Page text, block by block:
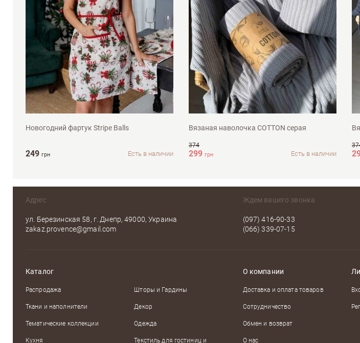
універсальний
Новогодний фартук Stripe Balls
249 грн Есть в наличии
45х45см
Вязаная наволочка COTTON серая
374
299 грн Есть в наличии
Адрес
ул. Березинская 58, г. Днепр, 49000, Украина
zakaz.provence@gmail.com
Ждем вашего звонка
(097) 416-90-33
(066) 339-07-15
Каталог
Распродажа
Ткани и наполнители
Тематические коллекции
Кухня
Шторы и Гардины
Декор
Одежда
Текстиль для гостиниц и
О компании
Доставка и оплата товаров
Сотрудничество
Обмен и возврат
О нас